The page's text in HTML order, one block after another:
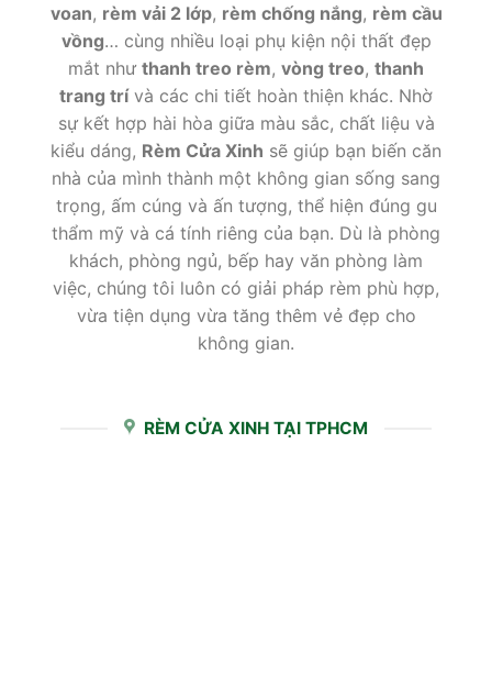
voan, rèm vải 2 lớp, rèm chống nắng, rèm cầu
vồng… cùng nhiều loại phụ kiện nội thất đẹp
mắt như thanh treo rèm, vòng treo, thanh
trang trívà các chi tiết hoàn thiện khác. Nhờ
sự kết hợp hài hòa giữa màu sắc, chất liệu và
kiểu dáng, Rèm Cửa Xinh sẽ giúp bạn biến căn
nhà của mình thành một không gian sống sang
trọng, ấm cúng và ấn tượng, thể hiện đúng gu
thẩm mỹ và cá tính riêng của bạn. Dù là phòng
khách, phòng ngủ, bếp hay văn phòng làm
việc, chúng tôi luôn có giải pháp rèm phù hợp,
vừa tiện dụng vừa tăng thêm vẻ đẹp cho
không gian.
RÈM CỬA XINH TẠI TPHCM